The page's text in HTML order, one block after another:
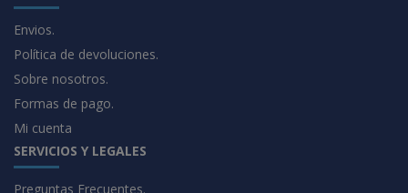
Envios.
Política de devoluciones.
Sobre nosotros.
Formas de pago.
Mi cuenta
SERVICIOS Y LEGALES
Preguntas Frecuentes.